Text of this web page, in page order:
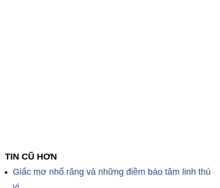
TIN CŨ HƠN
Giấc mơ nhổ răng và những điềm báo tâm linh thú